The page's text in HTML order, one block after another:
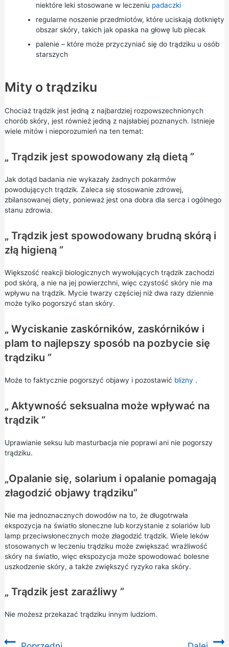
niektóre leki stosowane w leczeniu padaczki
regularne noszenie przedmiotów, które uciskają dotknięty
obszar skóry, takich jak opaska na głowę lub plecak
palenie – które może przyczyniać się do trądziku u osób
starszych
Mity o trądziku
Chociaż trądzik jest jedną z najbardziej rozpowszechnionych
chorób skóry, jest również jedną z najsłabiej poznanych. Istnieje
wiele mitów i nieporozumień na ten temat:
„ Trądzik jest spowodowany złą dietą ”
Jak dotąd badania nie wykazały żadnych pokarmów
powodujących trądzik. Zaleca się stosowanie zdrowej,
zbilansowanej diety, ponieważ jest ona dobra dla serca i ogólnego
stanu zdrowia.
„ Trądzik jest spowodowany brudną skórą i
złą higieną ”
Większość reakcji biologicznych wywołujących trądzik zachodzi
pod skórą, a nie na jej powierzchni, więc czystość skóry nie ma
wpływu na trądzik. Mycie twarzy częściej niż dwa razy dziennie
może tylko pogorszyć stan skóry.
„ Wyciskanie zaskórników, zaskórników i
plam to najlepszy sposób na pozbycie się
trądziku ”
Może to faktycznie pogorszyć objawy i pozostawić blizny .
„ Aktywność seksualna może wpływać na
trądzik ”
Uprawianie seksu lub masturbacja nie poprawi ani nie pogorszy
trądziku.
„Opalanie się, solarium i opalanie pomagają
złagodzić objawy trądziku”
Nie ma jednoznacznych dowodów na to, że długotrwała
ekspozycja na światło słoneczne lub korzystanie z solariów lub
lamp przeciwsłonecznych może złagodzić trądzik. Wiele leków
stosowanych w leczeniu trądziku może zwiększać wrażliwość
skóry na światło, więc ekspozycja może spowodować bolesne
uszkodzenie skóry, a także zwiększyć ryzyko raka skóry.
„ Trądzik jest zaraźliwy ”
Nie możesz przekazać trądziku innym ludziom.